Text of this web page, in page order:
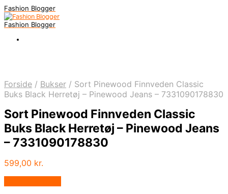
Fashion Blogger
Fashion Blogger
Forside / Bukser / Sort Pinewood Finnveden Classic
Buks Black Herretøj – Pinewood Jeans – 7331090178830
Sort Pinewood Finnveden Classic
Buks Black Herretøj – Pinewood Jeans
– 7331090178830
599,00 kr.